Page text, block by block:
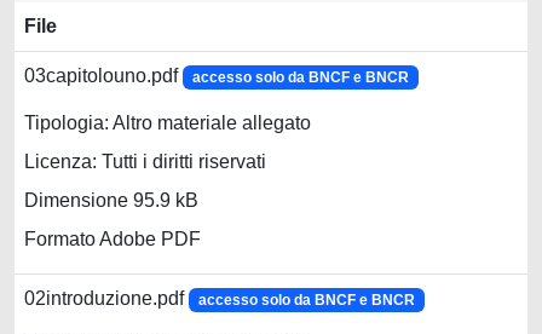
File
03capitolouno.pdf accesso solo da BNCF e BNCR
Tipologia: Altro materiale allegato
Licenza: Tutti i diritti riservati
Dimensione 95.9 kB
Formato Adobe PDF
02introduzione.pdf accesso solo da BNCF e BNCR